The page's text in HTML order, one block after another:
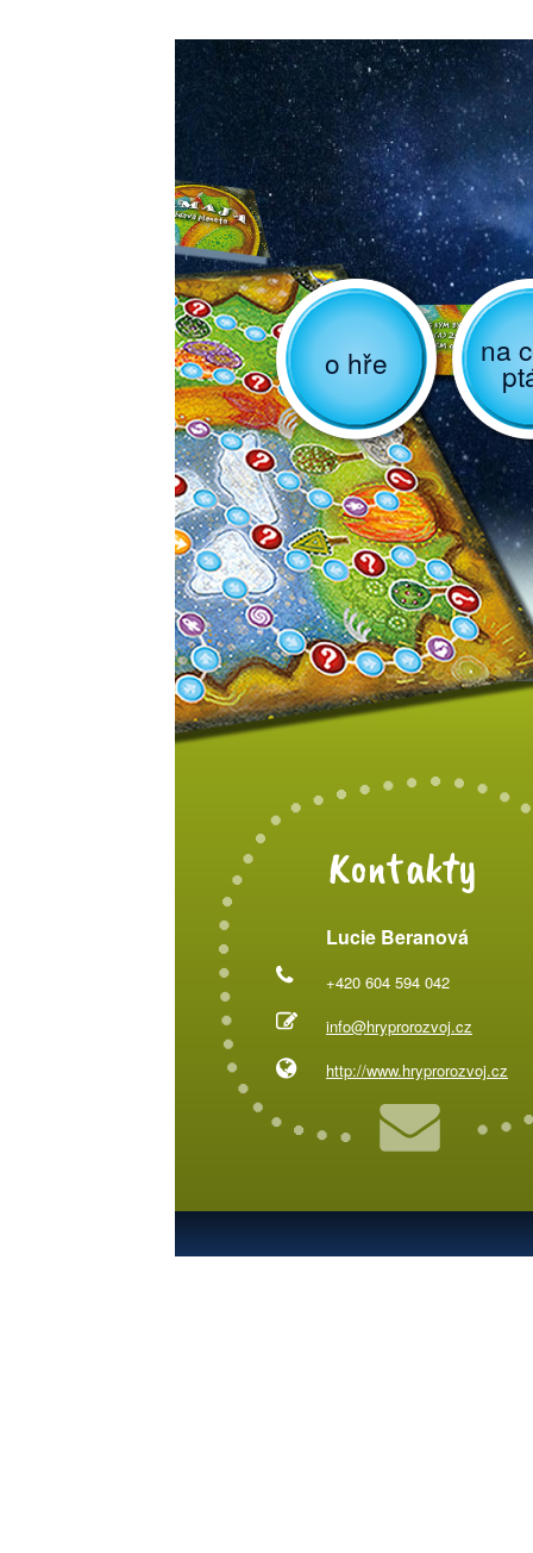
o hře na
Kontakty
Lucie Beranová
+420 604 594 042
info@hryprorozvoj.cz
http://www.hryprorozvoj.cz